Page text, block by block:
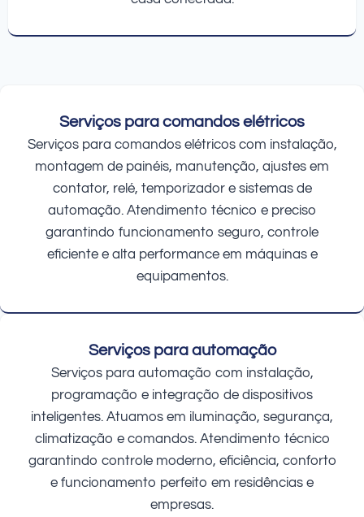
Serviços para comandos elétricos
Serviços para comandos elétricos com instalação,
montagem de painéis, manutenção, ajustes em
contator, relé, temporizador e sistemas de
automação. Atendimento técnico e preciso
garantindo funcionamento seguro, controle
eficiente e alta performance em máquinas e
equipamentos.
Serviços para automação
Serviços para automação com instalação,
programação e integração de dispositivos
inteligentes. Atuamos em iluminação, segurança,
climatização e comandos. Atendimento técnico
garantindo controle moderno, eficiência, conforto
e funcionamento perfeito em residências e
empresas.